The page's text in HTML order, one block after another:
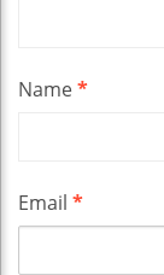
Name*
Email *